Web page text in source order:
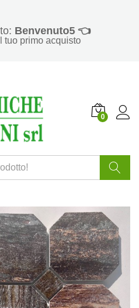
Benvenuto5 👈
tuo primo acquisto
0